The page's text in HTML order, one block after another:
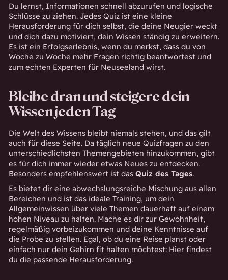
Du lernst, Informationen schnell abzurufen und logische
Schlüsse zu ziehen. Jedes Quiz ist eine kleine
Herausforderung für dich selbst, die deine Neugier weckt
und dich dazu motiviert, dein Wissen ständig zu erweitern.
Es ist ein Erfolgserlebnis, wenn du merkst, dass du von
Woche zu Woche mehr Fragen richtig beantwortest und
zum echten Experten für Neuseeland wirst.
Bleibe dran und steigere dein
Wissen jeden Tag
Die Welt des Wissens bleibt niemals stehen, und das gilt
auch für diese Seite. Da täglich neue Quizfragen zu den
unterschiedlichsten Themengebieten hinzukommen, gibt
es für dich immer wieder etwas Neues zu entdecken.
Besonders empfehlenswert ist das Quiz des Tages.
Es bietet dir eine abwechslungsreiche Mischung aus allen
Bereichen und ist das ideale Training, um dein
Allgemeinwissen über viele Themen dauerhaft auf einem
hohen Niveau zu halten. Mache es dir zur Gewohnheit,
regelmäßig vorbeizukommen und deine Kenntnisse auf
die Probe zu stellen. Egal, ob du eine Reise planst oder
einfach nur dein Gehirn fit halten möchtest: Hier findest
du die passende Herausforderung.